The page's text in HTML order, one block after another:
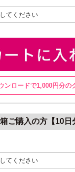
)
ンロードで1,000円分の
ご購入の方【10日
)